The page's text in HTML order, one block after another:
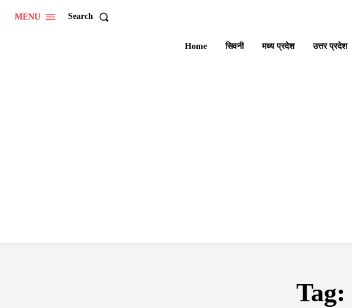
MENU Search
Home सिवनी मध्य प्रदेश उत्तर प्रदेश
Tag: